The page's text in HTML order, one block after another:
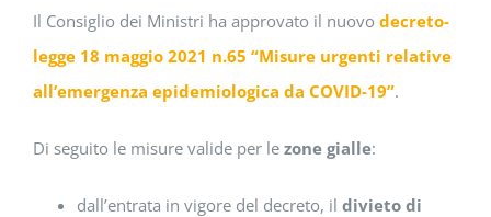
Il Consiglio dei Ministri ha approvato il nuovo decreto-
legge 18 maggio 2021 n.65 “Misure urgenti relative
all’emergenza epidemiologica da COVID-19”.
Di seguito le misure valide per le zone gialle:
dall’entrata in vigore del decreto, il divieto di